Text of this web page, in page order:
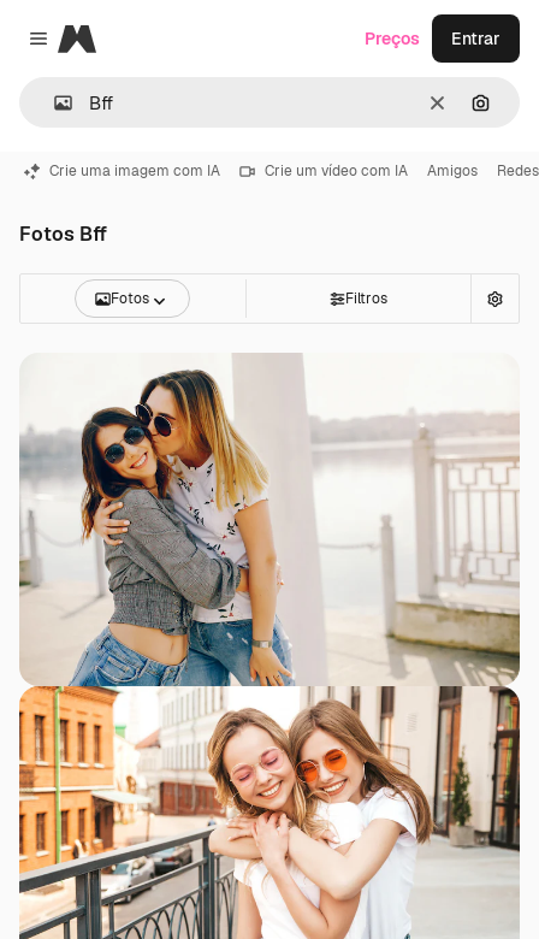
Close menu
Magnific
Limpar
Preços Entrar
Crie uma imagem com IA Crie um vídeo com IA Amigos
Fotos Bff
Fotos Filtros